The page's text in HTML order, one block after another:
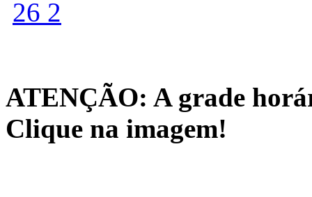
ATENÇÃO: A grade
Clique na imagem!